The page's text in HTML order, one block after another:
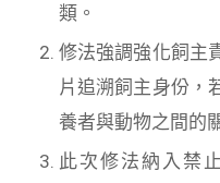
類。
修法強調強化飼主
片追溯飼主身份，
養者與動物之間的
此次修法納入禁